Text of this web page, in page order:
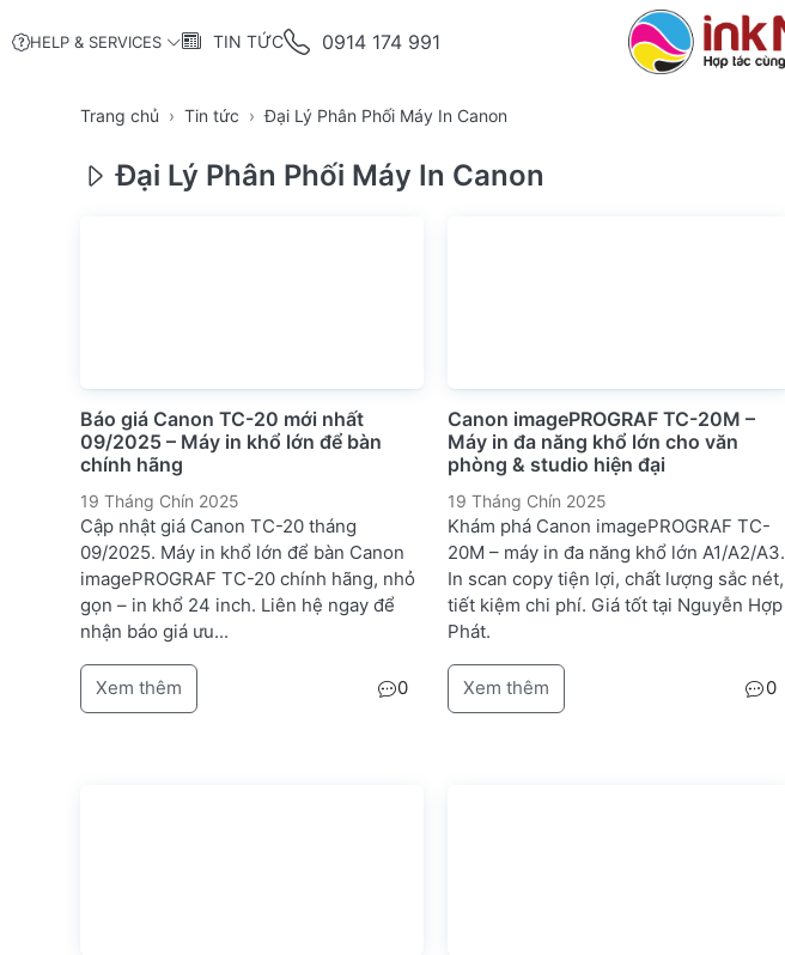
HELP & SERVICES TIN TỨC 0914 174 991
Trang chủ Tin tức Đại Lý Phân Phối Máy In Canon
Đại Lý Phân Phối Máy In Canon
Báo giá Canon TC-20 mới nhất
09/2025 – Máy in khổ lớn để bàn
chính hãng
19 Tháng Chín 2025
Cập nhật giá Canon TC-20 tháng
09/2025. Máy in khổ lớn để bàn Canon
imagePROGRAF TC-20 chính hãng, nhỏ
gọn – in khổ 24 inch. Liên hệ ngay để
nhận báo giá ưu...
Xem thêm 0
Canon imagePROGRAF TC-20M –
Máy in đa năng khổ lớn cho văn
phòng & studio hiện đại
19 Tháng Chín 2025
Khám phá Canon imagePROGRAF TC-
20M – máy in đa năng khổ lớn A1/A2/A3.
In scan copy tiện lợi, chất lượng sắc nét,
tiết kiệm chi phí. Giá tốt tại Nguyễn Hợp
Phát.
Xem thêm 0